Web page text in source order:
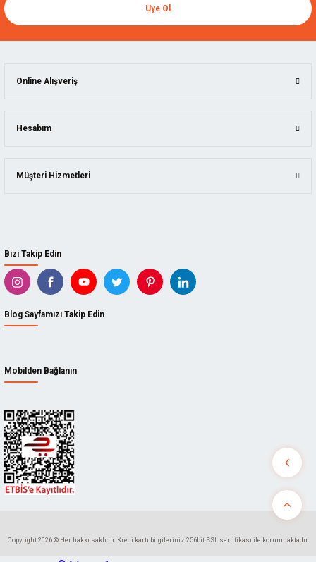
Üye Ol
Bizi Takip Edin
Blog Sayfamızı Takip Edin
Mobilden Bağlanın
Online Alışveriş
Hesabım
Müşteri Hizmetleri
Copyright 2026 © Her hakkı saklıdır. Kredi kartı bilgileriniz 256bit SSL sertifikası ile korunmaktadır.